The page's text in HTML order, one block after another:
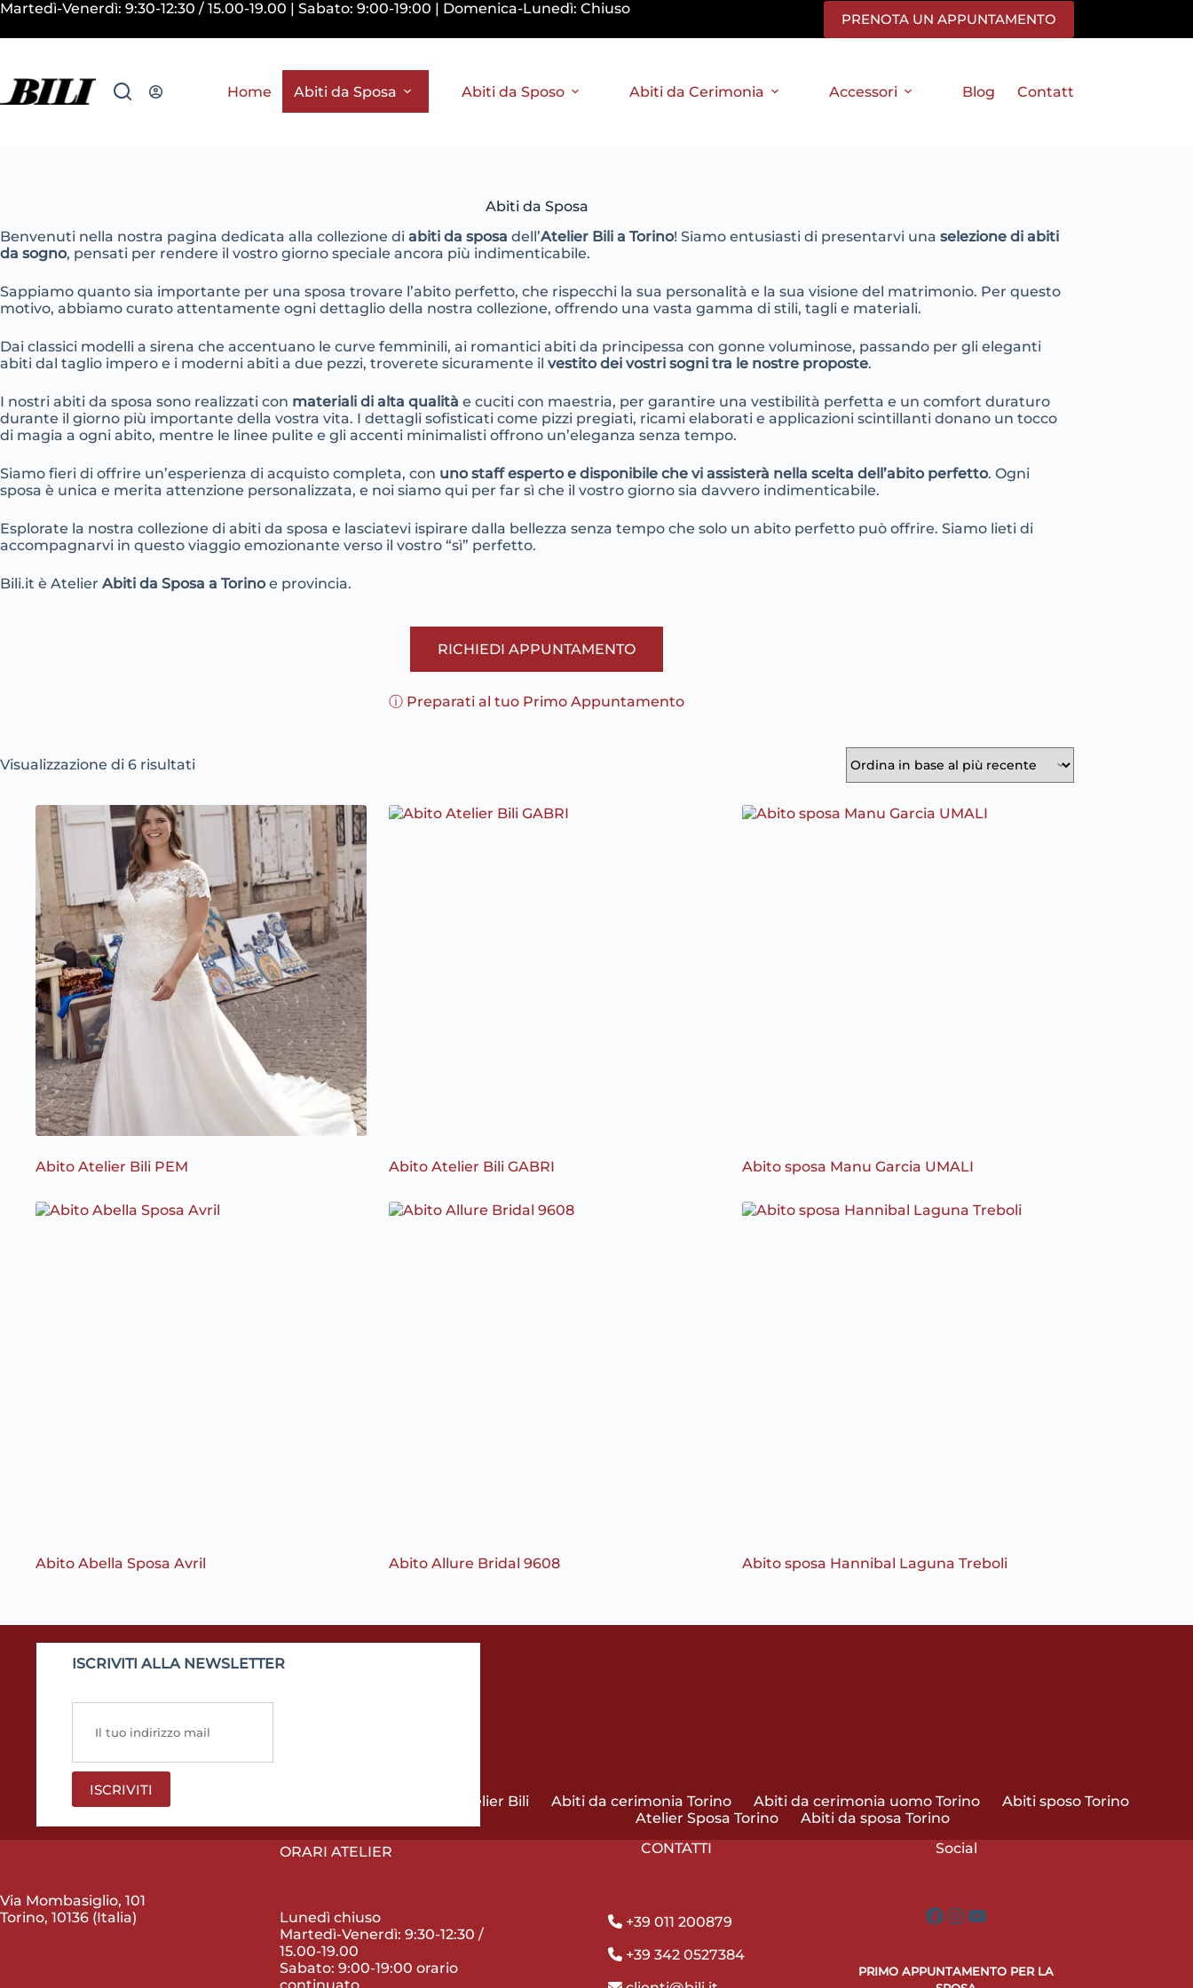
Salta
contenuto
Martedì-Venerdì: 9:30-12:30 / 15.00-19.00 | Sabato: 9:00-19:00 | Domenica-Lunedì: Chiuso
PRENOTA UN APPUNTAMENTO
Home Abiti da Sposa Abiti da Sposo Abiti da Cerimonia Accessori Blog Contatti
Abiti da Sposa
Benvenuti nella nostra pagina dedicata alla collezione di abiti da sposa dell’Atelier Bili a Torino! Siamo entusiasti di presentarvi una selezione di abiti
da sogno, pensati per rendere il vostro giorno speciale ancora più indimenticabile.
Sappiamo quanto sia importante per una sposa trovare l’abito perfetto, che rispecchi la sua personalità e la sua visione del matrimonio. Per questo
motivo, abbiamo curato attentamente ogni dettaglio della nostra collezione, offrendo una vasta gamma di stili, tagli e materiali.
Dai classici modelli a sirena che accentuano le curve femminili, ai romantici abiti da principessa con gonne voluminose, passando per gli eleganti
abiti dal taglio impero e i moderni abiti a due pezzi, troverete sicuramente il vestito dei vostri sogni tra le nostre proposte.
I nostri abiti da sposa sono realizzati con materiali di alta qualità e cuciti con maestria, per garantire una vestibilità perfetta e un comfort duraturo
durante il giorno più importante della vostra vita. I dettagli sofisticati come pizzi pregiati, ricami elaborati e applicazioni scintillanti donano un tocco
di magia a ogni abito, mentre le linee pulite e gli accenti minimalisti offrono un’eleganza senza tempo.
Siamo fieri di offrire un’esperienza di acquisto completa, con uno staff esperto e disponibile che vi assisterà nella scelta dell’abito perfetto. Ogni
sposa è unica e merita attenzione personalizzata, e noi siamo qui per far sì che il vostro giorno sia davvero indimenticabile.
Esplorate la nostra collezione di abiti da sposa e lasciatevi ispirare dalla bellezza senza tempo che solo un abito perfetto può offrire. Siamo lieti di
accompagnarvi in questo viaggio emozionante verso il vostro “sì” perfetto.
Bili.it è Atelier Abiti da Sposa a Torino e provincia.
RICHIEDI APPUNTAMENTO
ⓘ Preparati al tuo Primo Appuntamento
Visualizzazione di 6 risultatiOrdina
al
recente
Abito Atelier Bili PEM Abito Atelier Bili GABRI Abito sposa Manu Garcia UMALI
Abito Abella Sposa Avril Abito Allure Bridal 9608 Abito sposa Hannibal Laguna Treboli
ISCRIVITI ALLA NEWSLETTER
Atelier Bili Abiti da cerimonia Torino Abiti da cerimonia uomo Torino
Abiti sposo Torino
Atelier Sposa Torino
Abiti da sposa Torino
Via Mombasiglio, 101
Torino, 10136 (Italia)
ORARI ATELIER
Lunedì chiuso
Martedì-Venerdì: 9:30-12:30 /
15.00-19.00
Sabato: 9:00-19:00 orario
continuato
CONTATTI
+39 011 200879
+39 342 0527384
Social
Facebook
Instagram
YouTube
PRIMO APPUNTAMENTO PER LA